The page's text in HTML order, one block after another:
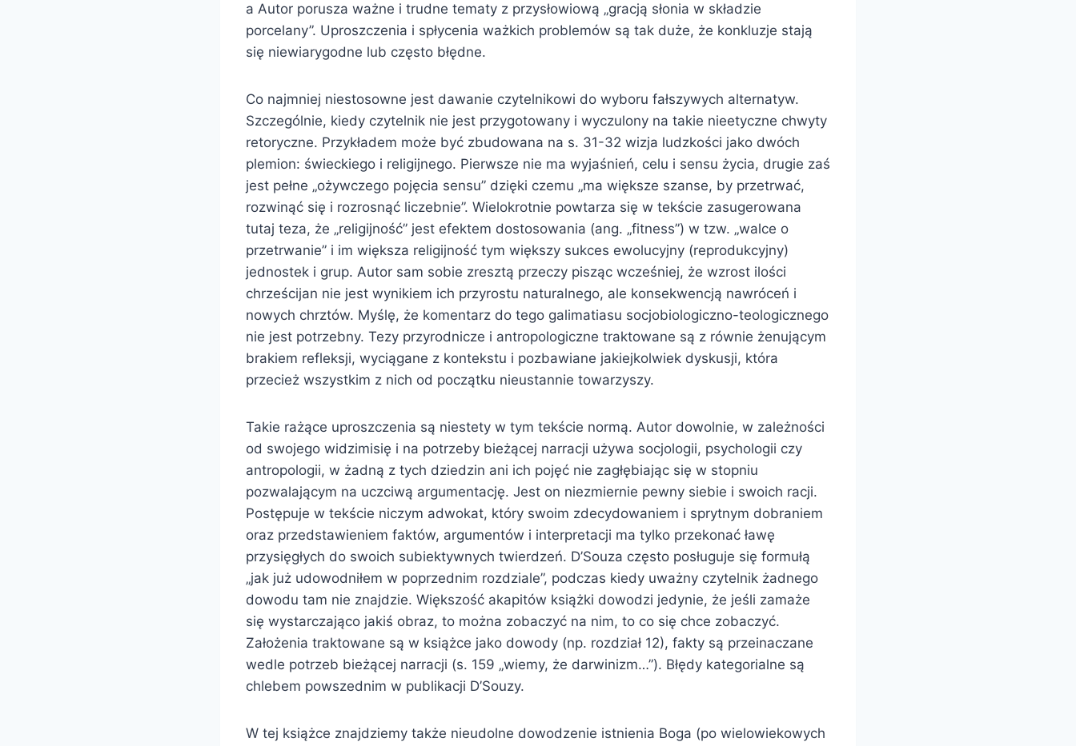
a Autor porusza ważne i trudne tematy z przysłowiową „gracją słonia w składzie
porcelany”. Uproszczenia i spłycenia ważkich problemów są tak duże, że konkluzje stają
się niewiarygodne lub często błędne.
Co najmniej niestosowne jest dawanie czytelnikowi do wyboru fałszywych alternatyw.
Szczególnie, kiedy czytelnik nie jest przygotowany i wyczulony na takie nieetyczne chwyty
retoryczne. Przykładem może być zbudowana na s. 31-32 wizja ludzkości jako dwóch
plemion: świeckiego i religijnego. Pierwsze nie ma wyjaśnień, celu i sensu życia, drugie zaś
jest pełne „ożywczego pojęcia sensu” dzięki czemu „ma większe szanse, by przetrwać,
rozwinąć się i rozrosnąć liczebnie”. Wielokrotnie powtarza się w tekście zasugerowana
tutaj teza, że „religijność” jest efektem dostosowania (ang. „fitness”) w tzw. „walce o
przetrwanie” i im większa religijność tym większy sukces ewolucyjny (reprodukcyjny)
jednostek i grup. Autor sam sobie zresztą przeczy pisząc wcześniej, że wzrost ilości
chrześcijan nie jest wynikiem ich przyrostu naturalnego, ale konsekwencją nawróceń i
nowych chrztów. Myślę, że komentarz do tego galimatiasu socjobiologiczno-teologicznego
nie jest potrzebny. Tezy przyrodnicze i antropologiczne traktowane są z równie żenującym
brakiem refleksji, wyciągane z kontekstu i pozbawiane jakiejkolwiek dyskusji, która
przecież wszystkim z nich od początku nieustannie towarzyszy.
Takie rażące uproszczenia są niestety w tym tekście normą. Autor dowolnie, w zależności
od swojego widzimisię i na potrzeby bieżącej narracji używa socjologii, psychologii czy
antropologii, w żadną z tych dziedzin ani ich pojęć nie zagłębiając się w stopniu
pozwalającym na uczciwą argumentację. Jest on niezmiernie pewny siebie i swoich racji.
Postępuje w tekście niczym adwokat, który swoim zdecydowaniem i sprytnym dobraniem
oraz przedstawieniem faktów, argumentów i interpretacji ma tylko przekonać ławę
przysięgłych do swoich subiektywnych twierdzeń. D’Souza często posługuje się formułą
„jak już udowodniłem w poprzednim rozdziale”, podczas kiedy uważny czytelnik żadnego
dowodu tam nie znajdzie. Większość akapitów książki dowodzi jedynie, że jeśli zamaże
się wystarczająco jakiś obraz, to można zobaczyć na nim, to co się chce zobaczyć.
Założenia traktowane są w książce jako dowody (np. rozdział 12), fakty są przeinaczane
wedle potrzeb bieżącej narracji (s. 159 „wiemy, że darwinizm…”). Błędy kategorialne są
chlebem powszednim w publikacji D’Souzy.
W tej książce znajdziemy także nieudolne dowodzenie istnienia Boga (po wielowiekowych